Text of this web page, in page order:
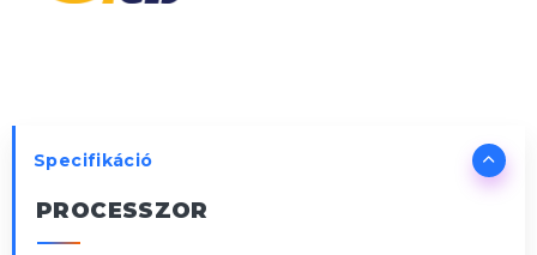
Specifikáció
PROCESSZOR